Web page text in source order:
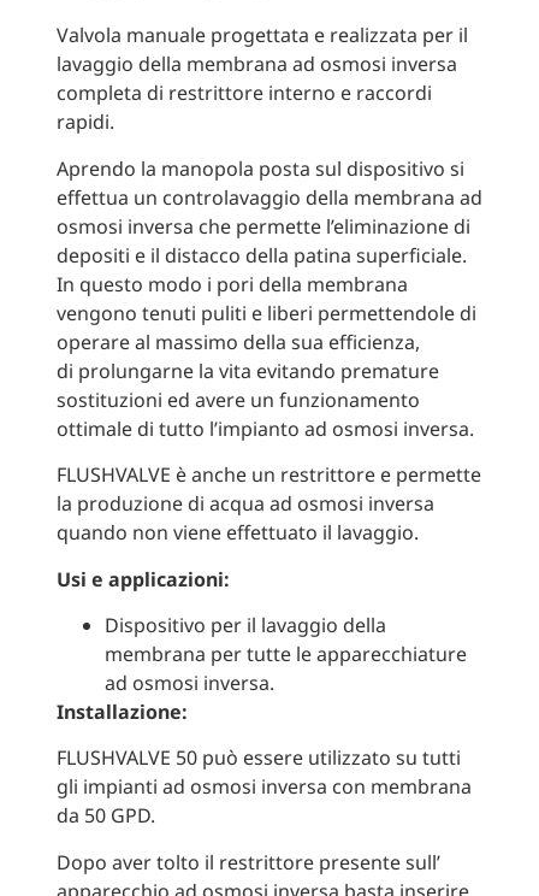
Valvola manuale progettata e realizzata per il
lavaggio della membrana ad osmosi inversa
completa di restrittore interno e raccordi
rapidi.
Aprendo la manopola posta sul dispositivo si
effettua un controlavaggio della membrana ad
osmosi inversa che permette l’eliminazione di
depositi e il distacco della patina superficiale.
In questo modo i pori della membrana
vengono tenuti puliti e liberi permettendole di
operare al massimo della sua efficienza,
di prolungarne la vita evitando premature
sostituzioni ed avere un funzionamento
ottimale di tutto l’impianto ad osmosi inversa.
FLUSHVALVE è anche un restrittore e permette
la produzione di acqua ad osmosi inversa
quando non viene effettuato il lavaggio.
Usi e applicazioni:
Dispositivo per il lavaggio della
membrana per tutte le apparecchiature
ad osmosi inversa.
Installazione:
FLUSHVALVE 50 può essere utilizzato su tutti
gli impianti ad osmosi inversa con membrana
da 50 GPD.
Dopo aver tolto il restrittore presente sull’